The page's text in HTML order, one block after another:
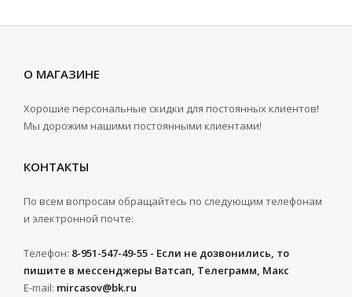
О МАГАЗИНЕ
Хорошие персональные скидки для постоянных клиентов!
Мы дорожим нашими постоянными клиентами!
КОНТАКТЫ
По всем вопросам обращайтесь по следующим телефонам
и электронной почте:
Телефон: 8-951-547-49-55 - Если не дозвонились, то
пишите в мессенджеры Ватсап, Телеграмм, Макс
E-mail: mircasov@bk.ru